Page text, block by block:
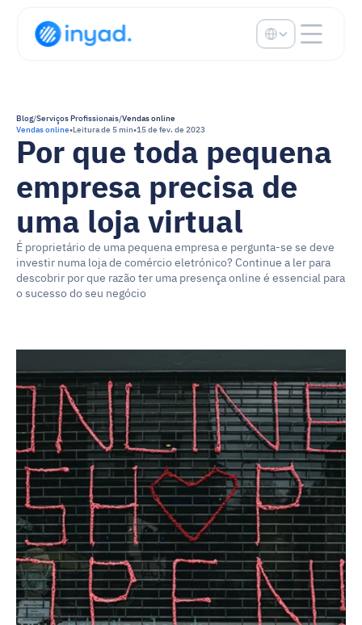
Blog/Serviços Profissionais/Vendas online
Vendas online•Leitura de 5 min•15 de fev. de 2023
Por que toda pequena
empresa precisa de
uma loja virtual
É proprietário de uma pequena empresa e pergunta-se se deve
investir numa loja de comércio eletrónico? Continue a ler para
descobrir por que razão ter uma presença online é essencial para
o sucesso do seu negócio
Select Language